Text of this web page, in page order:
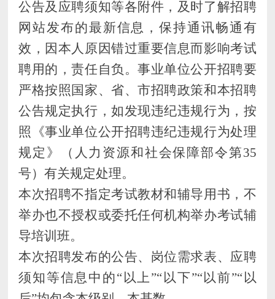
公告及应聘须知等各附件，及时了解招聘
网站发布的最新信息，保持通讯畅通有
效，因本人原因错过重要信息而影响考试
聘用的，责任自负。事业单位公开招聘要
严格按照国家、省、市招聘政策和本招聘
公告规定执行，如发现违纪违规行为，按
照《事业单位公开招聘违纪违规行为处理
规定》（人力资源和社会保障部令第35
号）有关规定处理。
本次招聘不指定考试教材和辅导用书，不
举办也不授权或委托任何机构举办考试辅
导培训班。
本次招聘发布的公告、岗位需求表、应聘
须知等信息中的“以上”“以下”“以前”“以